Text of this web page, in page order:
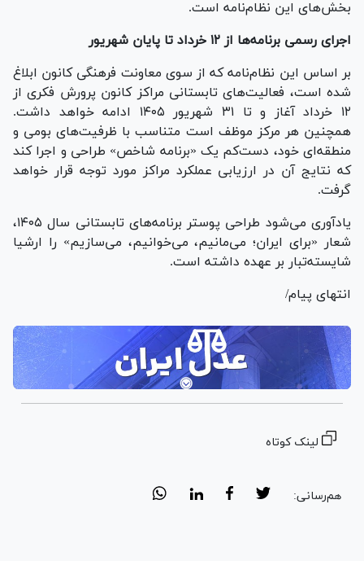
بخش‌های این نظام‌نامه است.
اجرای رسمی برنامه‌ها از ۱۲ خرداد تا پایان شهریور
بر اساس این نظام‌نامه که از سوی معاونت فرهنگی کانون ابلاغ
شده است، فعالیت‌های تابستانی مراکز کانون پرورش فکری از
۱۲ خرداد آغاز و تا ۳۱ شهریور ۱۴۰۵ ادامه خواهد داشت.
همچنین هر مرکز موظف است متناسب با ظرفیت‌های بومی و
منطقه‌ای خود، دست‌کم یک «برنامه شاخص» طراحی و اجرا کند
که نتایج آن در ارزیابی عملکرد مراکز مورد توجه قرار خواهد
گرفت.
یادآوری می‌شود طراحی پوستر برنامه‌های تابستانی سال ۱۴۰۵،
شعار «برای ایران؛ می‌مانیم، می‌خوانیم، می‌سازیم» را ارشیا
شایسته‌تبار بر عهده داشته است.
انتهای پیام/
لینک کوتاه
هم‌رسانی: